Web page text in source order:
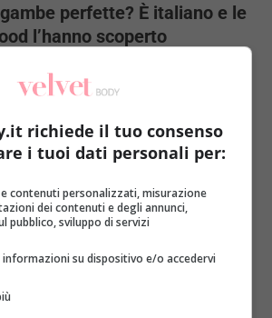
perfette? È italiano e le
l’hanno scoperto
curate come quelle
richiede il tuo consenso
i tuoi dati personali per:
contenuti personalizzati, misurazione
dei contenuti e degli annunci,
pubblico, sviluppo di servizi
informazioni su dispositivo e/o accedervi